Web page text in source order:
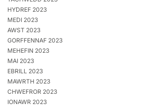
HYDREF 2023
MEDI 2023
AWST 2023
GORFFENNAF 2023
MEHEFIN 2023
MAI 2023
EBRILL 2023
MAWRTH 2023
CHWEFROR 2023
IONAWR 2023